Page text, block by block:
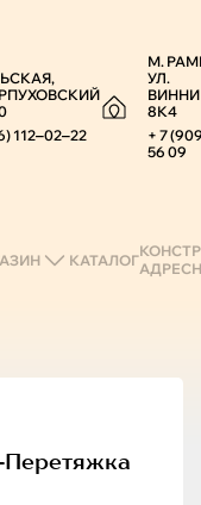
112‒02‒22
М.
УЛ.
8К4
+ 7
56 09
КАТАЛОГ
Перетяжка